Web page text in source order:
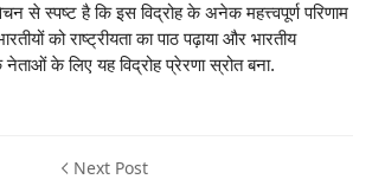
से स्पष्ट है कि इस विद्रोह के अनेक महत्त्वपूर्ण परिणाम
को राष्ट्रीयता का पाठ पढ़ाया और भारतीय
के लिए यह विद्रोह प्रेरणा स्रोत बना.
Next Post